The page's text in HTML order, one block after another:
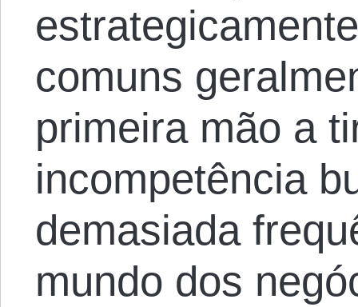
comuns
primeira mão a
incompetência
demasiada
mundo dos